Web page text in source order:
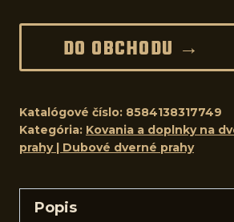
DO OBCHODU →
Katalógové číslo: 8584138317749
Kategória: Kovania a doplnky na
prahy | Dubové dverné prahy
Popis